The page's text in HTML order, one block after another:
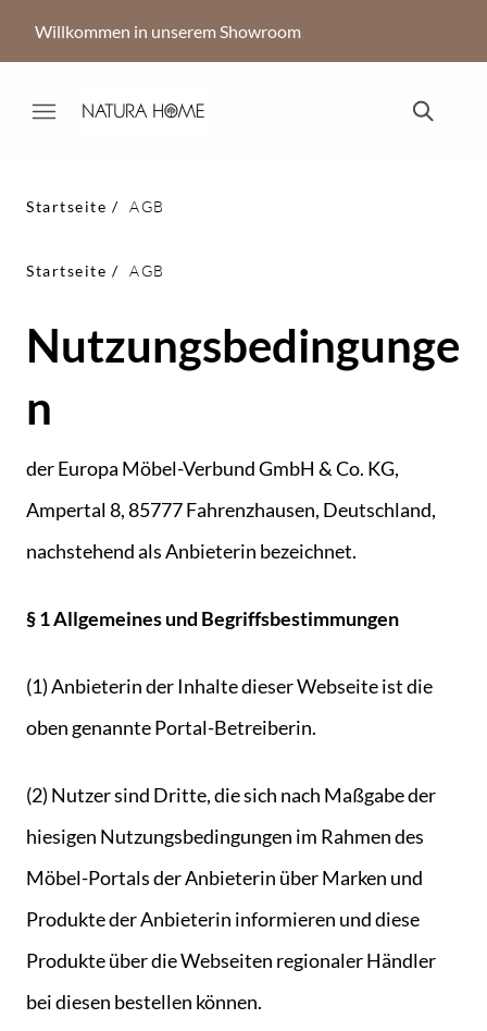
Willkommen in unserem Showroom
Startseite AGB
Startseite AGB
Nutzungsbedingunge
n
der Europa Möbel-Verbund GmbH & Co. KG,
Ampertal 8, 85777 Fahrenzhausen, Deutschland,
nachstehend als Anbieterin bezeichnet.
§ 1 Allgemeines und Begriffsbestimmungen
(1) Anbieterin der Inhalte dieser Webseite ist die
oben genannte Portal-Betreiberin.
(2) Nutzer sind Dritte, die sich nach Maßgabe der
hiesigen Nutzungsbedingungen im Rahmen des
Möbel-Portals der Anbieterin über Marken und
Produkte der Anbieterin informieren und diese
Produkte über die Webseiten regionaler Händler
bei diesen bestellen können.